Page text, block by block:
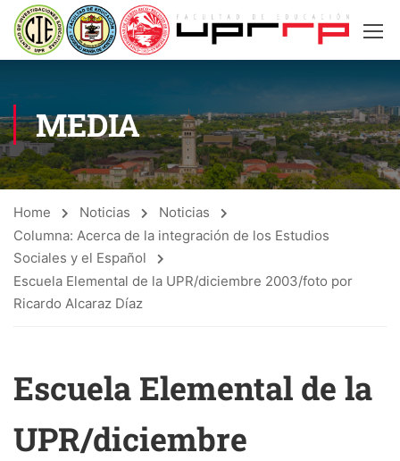
MEDIA
Home Noticias
Noticias
Columna: Acerca de la integración de los Estudios
Sociales y el Español
Escuela Elemental de la UPR/diciembre 2003/foto por
Ricardo Alcaraz Díaz
Escuela Elemental de la
UPR/diciembre